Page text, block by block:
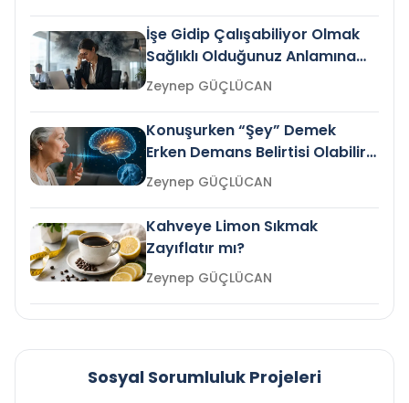
İşe Gidip Çalışabiliyor Olmak
Sağlıklı Olduğunuz Anlamına
Gelir mi?Zeynep GÜÇLÜCAN
Konuşurken “Şey” Demek
Erken Demans Belirtisi Olabilir
mi?
Zeynep GÜÇLÜCAN
Kahveye Limon Sıkmak
Zayıflatır mı?
Zeynep GÜÇLÜCAN
Sosyal Sorumluluk Projeleri